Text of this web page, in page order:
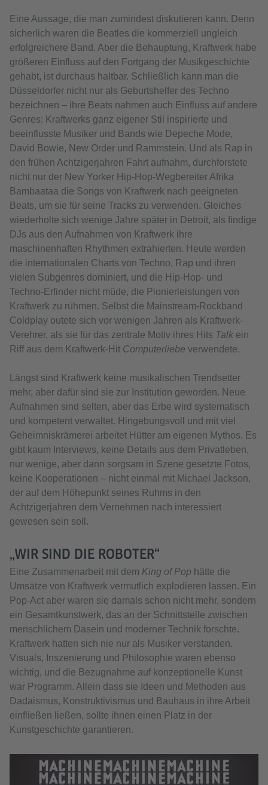
Eine Aussage, die man zumindest diskutieren kann. Denn
sicherlich waren die Beatles die kommerziell ungleich
erfolgreichere Band. Aber die Behauptung, Kraftwerk habe
größeren Einfluss auf den Fortgang der Musikgeschichte
gehabt, ist durchaus haltbar. Schließlich kann man die
Düsseldorfer nicht nur als Geburtshelfer des Techno
bezeichnen – ihre Beats nahmen auch Einfluss auf andere
Genres: Kraftwerks ganz eigener Stil inspirierte und
beeinflusste Musiker und Bands wie Depeche Mode,
David Bowie, New Order und Rammstein. Und als Rap in
den frühen Achtzigerjahren Fahrt aufnahm, durchforstete
nicht nur der New Yorker Hip-Hop-Wegbereiter Afrika
Bambaataa die Songs von Kraftwerk nach geeigneten
Beats, um sie für seine Tracks zu verwenden. Gleiches
wiederholte sich wenige Jahre später in Detroit, als findige
DJs aus den Aufnahmen von Kraftwerk ihre
maschinenhaften Rhythmen extrahierten. Heute werden
die internationalen Charts von Techno, Rap und ihren
vielen Subgenres dominiert, und die Hip-Hop- und
Techno-Erfinder nicht müde, die Pionierleistungen von
Kraftwerk zu rühmen. Selbst die Mainstream-Rockband
Coldplay outete sich vor wenigen Jahren als Kraftwerk-
Verehrer, als sie für das zentrale Motiv ihres Hits Talk ein
Riff aus dem Kraftwerk-Hit Computerliebe verwendete.
Längst sind Kraftwerk keine musikalischen Trendsetter
mehr, aber dafür sind sie zur Institution geworden. Neue
Aufnahmen sind selten, aber das Erbe wird systematisch
und kompetent verwaltet. Hingebungsvoll und mit viel
Geheimniskrämerei arbeitet Hütter am eigenen Mythos. Es
gibt kaum Interviews, keine Details aus dem Privatleben,
nur wenige, aber dann sorgsam in Szene gesetzte Fotos,
keine Kooperationen – nicht einmal mit Michael Jackson,
der auf dem Höhepunkt seines Ruhms in den
Achtzigerjahren dem Vernehmen nach interessiert
gewesen sein soll.
„WIR SIND DIE ROBOTER“
Eine Zusammenarbeit mit dem King of Pop hätte die
Umsätze von Kraftwerk vermutlich explodieren lassen. Ein
Pop-Act aber waren sie damals schon nicht mehr, sondern
ein Gesamtkunstwerk, das an der Schnittstelle zwischen
menschlichem Dasein und moderner Technik forschte.
Kraftwerk hatten sich nie nur als Musiker verstanden.
Visuals, Inszenierung und Philosophie waren ebenso
wichtig, und die Bezugnahme auf konzeptionelle Kunst
war Programm. Allein dass sie Ideen und Methoden aus
Dadaismus, Konstruktivismus und Bauhaus in ihre Arbeit
einfließen ließen, sollte ihnen einen Platz in der
Kunstgeschichte garantieren.